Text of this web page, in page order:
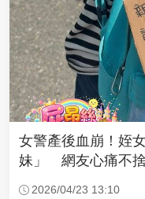
女警產後血崩！姪
妹」 網友心痛不
2026/04/23 13:10